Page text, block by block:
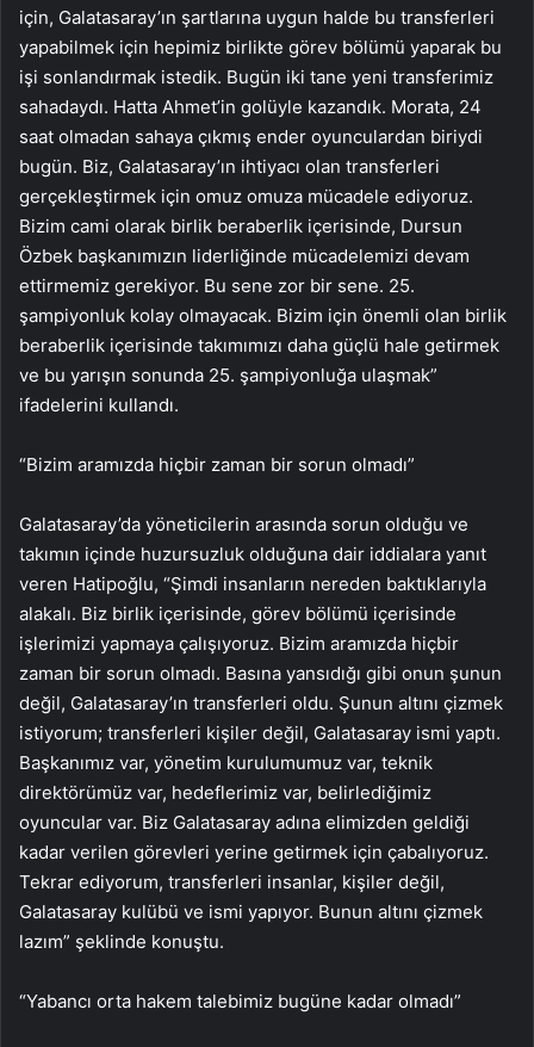
için, Galatasaray’ın şartlarına uygun halde bu transferleri
yapabilmek için hepimiz birlikte görev bölümü yaparak bu
işi sonlandırmak istedik. Bugün iki tane yeni transferimiz
sahadaydı. Hatta Ahmet’in golüyle kazandık. Morata, 24
saat olmadan sahaya çıkmış ender oyunculardan biriydi
bugün. Biz, Galatasaray’ın ihtiyacı olan transferleri
gerçekleştirmek için omuz omuza mücadele ediyoruz.
Bizim cami olarak birlik beraberlik içerisinde, Dursun
Özbek başkanımızın liderliğinde mücadelemizi devam
ettirmemiz gerekiyor. Bu sene zor bir sene. 25.
şampiyonluk kolay olmayacak. Bizim için önemli olan birlik
beraberlik içerisinde takımımızı daha güçlü hale getirmek
ve bu yarışın sonunda 25. şampiyonluğa ulaşmak”
ifadelerini kullandı.
“Bizim aramızda hiçbir zaman bir sorun olmadı”
Galatasaray’da yöneticilerin arasında sorun olduğu ve
takımın içinde huzursuzluk olduğuna dair iddialara yanıt
veren Hatipoğlu, “Şimdi insanların nereden baktıklarıyla
alakalı. Biz birlik içerisinde, görev bölümü içerisinde
işlerimizi yapmaya çalışıyoruz. Bizim aramızda hiçbir
zaman bir sorun olmadı. Basına yansıdığı gibi onun şunun
değil, Galatasaray’ın transferleri oldu. Şunun altını çizmek
istiyorum; transferleri kişiler değil, Galatasaray ismi yaptı.
Başkanımız var, yönetim kurulumumuz var, teknik
direktörümüz var, hedeflerimiz var, belirlediğimiz
oyuncular var. Biz Galatasaray adına elimizden geldiği
kadar verilen görevleri yerine getirmek için çabalıyoruz.
Tekrar ediyorum, transferleri insanlar, kişiler değil,
Galatasaray kulübü ve ismi yapıyor. Bunun altını çizmek
lazım” şeklinde konuştu.
“Yabancı orta hakem talebimiz bugüne kadar olmadı”